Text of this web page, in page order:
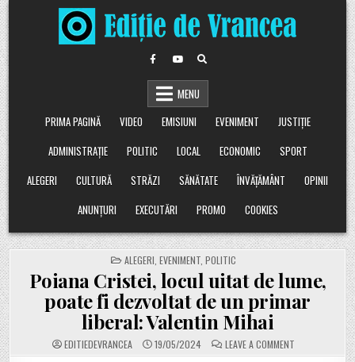
Skip
to
content
MENU
PRIMA PAGINĂ
VIDEO EMISIUNI EVENIMENT
JUSTIȚIE
ADMINISTRAȚIE
POLITIC LOCAL ECONOMIC
SPORT
ALEGERI
CULTURĂ STRĂZI SĂNĂTATE ÎNVĂȚĂMÂNT
OPINII
ANUNȚURI
EXECUTĂRI PROMO COOKIES
POSTED
IN
ALEGERI EVENIMENT POLITIC
Poiana Cristei, locul uitat de lume,
poate fi dezvoltat de un primar
liberal: Valentin Mihai
EDITIEDEVRANCEA 19/05/2024 LEAVE A COMMENT
POIANA